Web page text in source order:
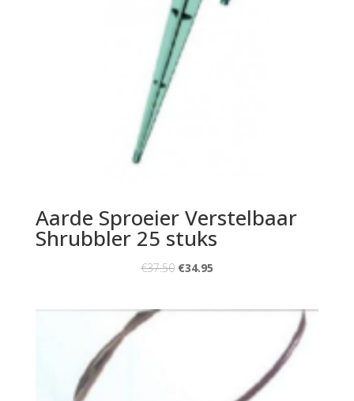
Aarde Sproeier Verstelbaar
Shrubbler 25 stuks
€37.50 €34.95